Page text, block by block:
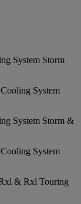
System Storm
System
System Storm &
System
& Rxl Touring